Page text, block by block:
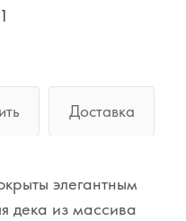
Доставка
элегантным
дека из массива